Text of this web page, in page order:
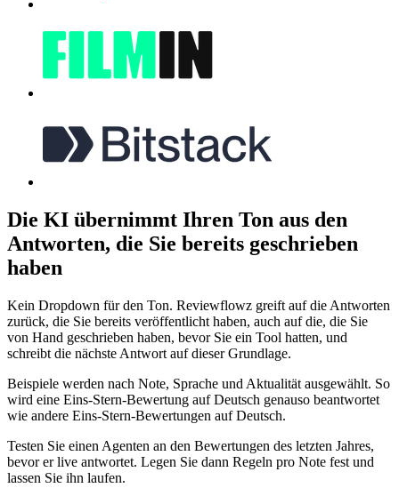
Die KI übernimmt Ihren Ton aus den
Antworten, die Sie bereits geschrieben
haben
Kein Dropdown für den Ton. Reviewflowz greift auf die Antworten
zurück, die Sie bereits veröffentlicht haben, auch auf die, die Sie
von Hand geschrieben haben, bevor Sie ein Tool hatten, und
schreibt die nächste Antwort auf dieser Grundlage.
Beispiele werden nach Note, Sprache und Aktualität ausgewählt. So
wird eine Eins-Stern-Bewertung auf Deutsch genauso beantwortet
wie andere Eins-Stern-Bewertungen auf Deutsch.
Testen Sie einen Agenten an den Bewertungen des letzten Jahres,
bevor er live antwortet. Legen Sie dann Regeln pro Note fest und
lassen Sie ihn laufen.